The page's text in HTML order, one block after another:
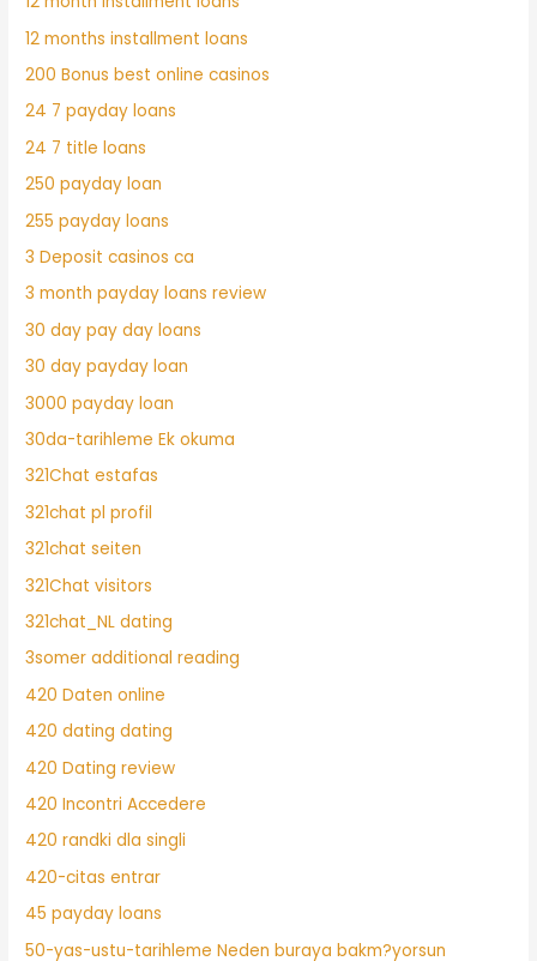
12 months installment loans
200 Bonus best online casinos
24 7 payday loans
24 7 title loans
250 payday loan
255 payday loans
3 Deposit casinos ca
3 month payday loans review
30 day pay day loans
30 day payday loan
3000 payday loan
30da-tarihleme Ek okuma
321Chat estafas
321chat pl profil
321chat seiten
321Chat visitors
321chat_NL dating
3somer additional reading
420 Daten online
420 dating dating
420 Dating review
420 Incontri Accedere
420 randki dla singli
420-citas entrar
45 payday loans
50-yas-ustu-tarihleme Neden buraya bakm?yorsun